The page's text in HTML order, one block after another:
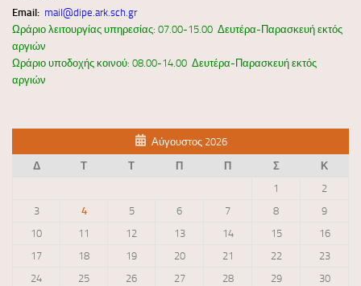
Email: mail@dipe.ark.sch.gr
Ωράριο λειτουργίας υπηρεσίας: 07.00-15.00 Δευτέρα-Παρασκευή εκτός
αργιών
Ωράριο υποδοχής κοινού: 08.00-14.00 Δευτέρα-Παρασκευή εκτός
αργιών
Αύγουστος 2026
Δ
Τ Τ Π Π Σ
Κ
1
2
3
4 5 6 7 8
9
10
11 12 13 14 15
16
17
18 19 20 21 22
23
24
25 26 27 28 29
30